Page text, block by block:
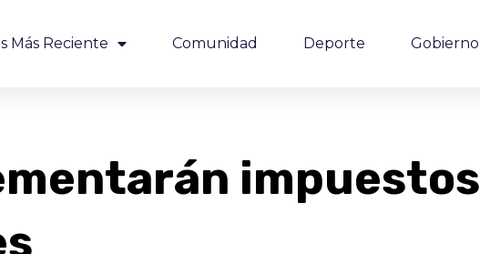
Más Reciente Comunidad Deporte Gobierno
impuestos